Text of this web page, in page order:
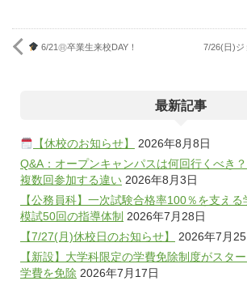
6/21㊐卒業生来校DAY！ 7/26(日)ジ
最新記事
【休校のお知らせ】
2026年8月8日
Q&A：オープンキャンパスは何回行くべき
複数回参加する違い 2026年8月3日
【公務員科】一次試験合格率100％を支え
模試50回の指導体制 2026年7月28日
【7/27(月)休校日のお知らせ】
2026年7月25
【新設】大学科限定の学費免除制度がスタ
学費を免除 2026年7月17日